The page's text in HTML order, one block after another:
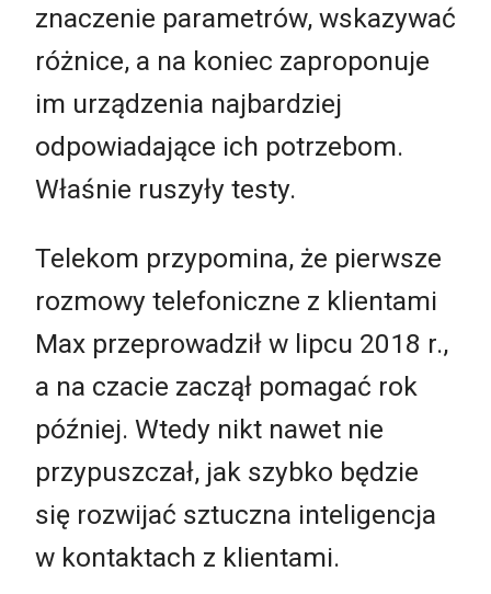
znaczenie parametrów, wskazywać
różnice, a na koniec zaproponuje
im urządzenia najbardziej
odpowiadające ich potrzebom.
Właśnie ruszyły testy.
Telekom przypomina, że pierwsze
rozmowy telefoniczne z klientami
Max przeprowadził w lipcu 2018 r.,
a na czacie zaczął pomagać rok
później. Wtedy nikt nawet nie
przypuszczał, jak szybko będzie
się rozwijać sztuczna inteligencja
w kontaktach z klientami.